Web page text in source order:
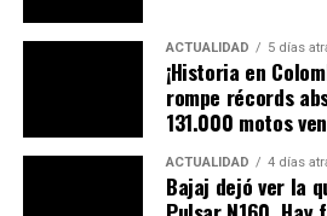
ACTUALIDAD 5 días
¡Historia en
rompe récords
131.000 motos
ACTUALIDAD 4 días
Bajaj dejó ver la